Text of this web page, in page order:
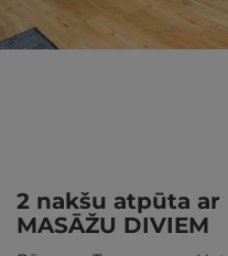
2 nakšu atpūta
MASĀŽU DIVIEM